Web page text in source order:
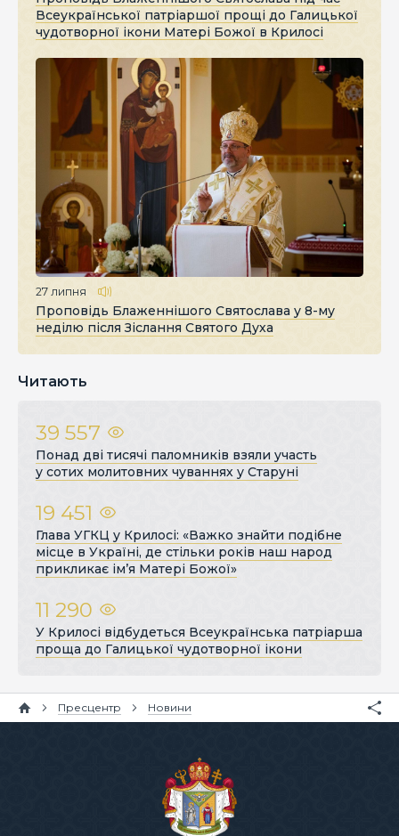
Всеукраїнської патріаршої прощі до Галицької
чудотворної ікони Матері Божої в Крилосі
27 липня
Проповідь Блаженнішого Святослава у 8-му
неділю після Зіслання Святого Духа
Читають
39 557
Понад дві тисячі паломників взяли участь
у сотих молитовних чуваннях у Старуні
19 451
Глава УГКЦ у Крилосі: «Важко знайти подібне
місце в Україні, де стільки років наш народ
прикликає ім’я Матері Божої»
11 290
У Крилосі відбудеться Всеукраїнська патріарша
проща до Галицької чудотворної ікони
Пресцентр Новини